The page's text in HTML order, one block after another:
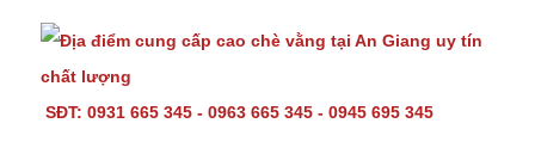
SĐT: 0931 665 345 - 0963 665 345 - 0945 695 345